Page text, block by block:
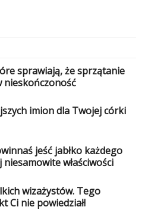
sprawiają, że sprzątanie
nieskończoność
imion dla Twojej córki
jeść jabłko każdego
niesamowite właściwości
wizażystów. Tego
Ci nie powiedział!